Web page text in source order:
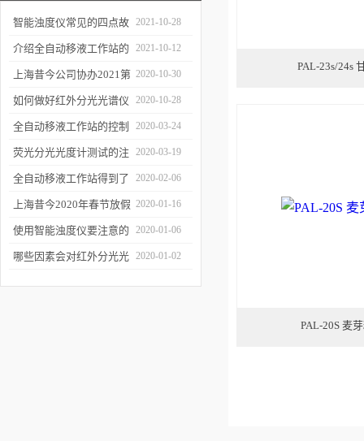
智能浊度仪常见的四点故
障
2021-10-28
介绍全自动移液工作站的
三种移液方式
2021-10-12
上海昔今公司协办2021第
二届上海沪助科研圈发展
年会
2020-10-30
如何做好红外分光光谱仪
的防潮工作
2020-10-28
全自动移液工作站的控制
软件有哪些特点
2020-03-24
荧光分光光度计测试的注
意事项有哪些
2020-03-19
全自动移液工作站得到了
广泛的应用
2020-02-06
上海昔今2020年春节放假
通知
2020-01-16
使用智能浊度仪要注意的
几个要点
2020-01-06
哪些因素会对红外分光光 2020-01-02
PAL-23s/24s
PAL-20S 麦